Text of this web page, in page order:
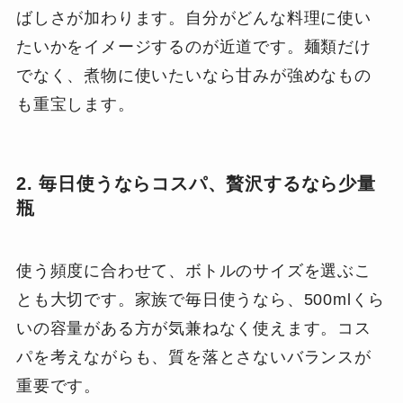
ばしさが加わります。自分がどんな料理に使い
たいかをイメージするのが近道です。麺類だけ
でなく、煮物に使いたいなら甘みが強めなもの
も重宝します。
2. 毎日使うならコスパ、贅沢するなら少量
瓶
使う頻度に合わせて、ボトルのサイズを選ぶこ
とも大切です。家族で毎日使うなら、500mlくら
いの容量がある方が気兼ねなく使えます。コス
パを考えながらも、質を落とさないバランスが
重要です。